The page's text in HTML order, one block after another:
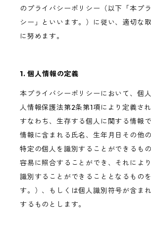
のプライバシーポリシー（以下「本プ
シー」といいます。）に従い、適切な
に努めます。
1. 個人情報の定義
本プライバシーポリシーにおいて、個
人情報保護法第2条第1項により定義され
すなわち、生存する個人に関する情報
情報に含まれる氏名、生年月日その他
特定の個人を識別することができるも
容易に照合することができ、それによ
識別することができることとなるもの
す。）、もしくは個人識別符号が含ま
するものとします。